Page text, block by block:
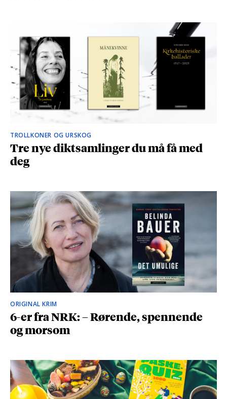
TROLLKONER OG URSKOG
Tre nye diktsamlinger du må få med
deg
ORIGINAL KRIM
6-er fra NRK: – Rørende, spennende
og morsom